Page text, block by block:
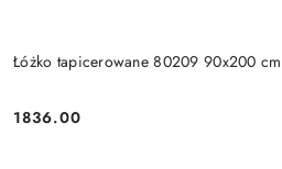
Łóżko tapicerowane 80209 90x200 cm
Cena:
1836.00